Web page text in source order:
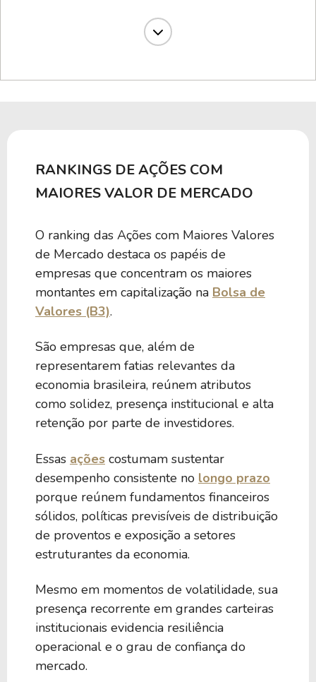
3,01 B
CEED3 500,34 M
AFLT3 447,90 M 12,56
RNEW4
Empresas do subsetor energia elétrica
RANKINGS DE AÇÕES COM
MAIORES VALOR DE MERCADO
O ranking das Ações com Maiores Valores
de Mercado destaca os papéis de
empresas que concentram os maiores
montantes em capitalização na Bolsa de
Valores (B3).
São empresas que, além de
representarem fatias relevantes da
economia brasileira, reúnem atributos
como solidez, presença institucional e alta
retenção por parte de investidores.
Essas ações costumam sustentar
desempenho consistente no longo prazo
porque reúnem fundamentos financeiros
sólidos, políticas previsíveis de distribuição
de proventos e exposição a setores
estruturantes da economia.
Mesmo em momentos de volatilidade, sua
presença recorrente em grandes carteiras
institucionais evidencia resiliência
operacional e o grau de confiança do
mercado.